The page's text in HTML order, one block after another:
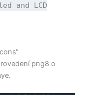
and LCD
png8 o